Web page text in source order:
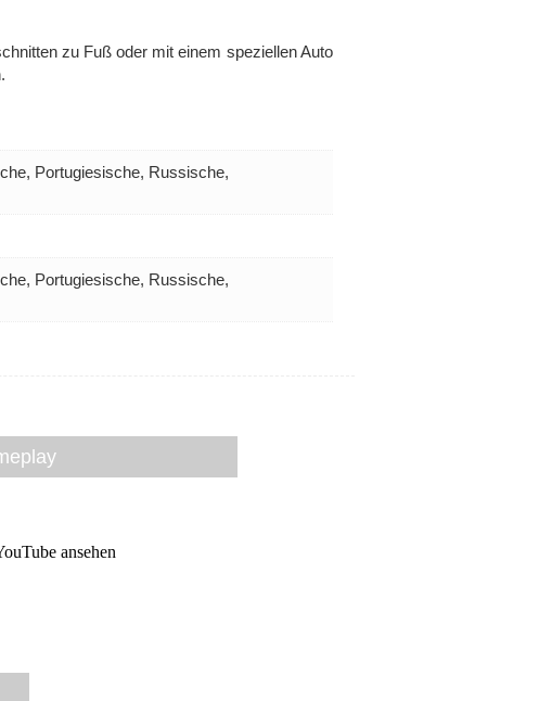
zu Fuß oder mit einem speziellen Auto
Portugiesische, Russische,
Portugiesische, Russische,